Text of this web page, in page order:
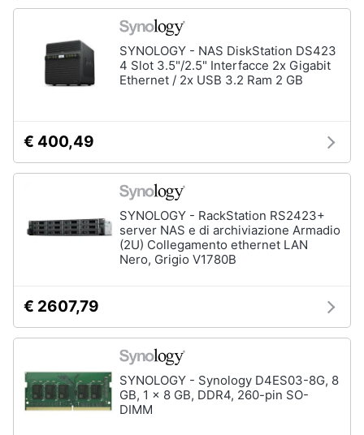
SYNOLOGY - NAS DiskStation DS423
4 Slot 3.5"/2.5" Interfacce 2x Gigabit
Ethernet / 2x USB 3.2 Ram 2 GB
€ 400,49
SYNOLOGY - RackStation RS2423+
server NAS e di archiviazione Armadio
(2U) Collegamento ethernet LAN
Nero, Grigio V1780B
€ 2607,79
SYNOLOGY - Synology D4ES03-8G, 8
GB, 1 x 8 GB, DDR4, 260-pin SO-
DIMM